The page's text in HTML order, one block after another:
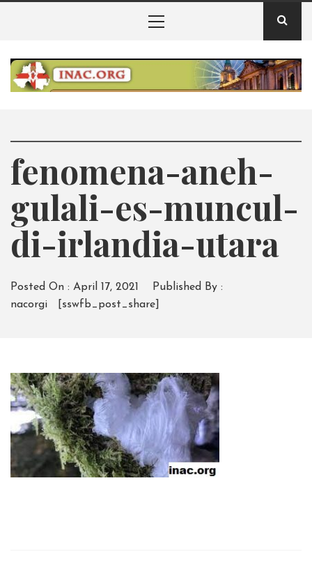
INAC – Badan
Irlandia Utara
fenomena-aneh-
gulali-es-muncul-
di-irlandia-utara
Posted On : April 17, 2021
Published By :
nacorgi
[sswfb_post_share]